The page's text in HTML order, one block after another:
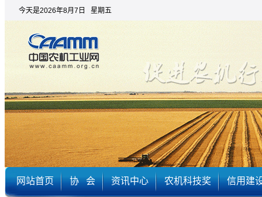
今天是2026年8月7日 星期五
网站首页 协 会 资讯中心 农机科技奖 信用建